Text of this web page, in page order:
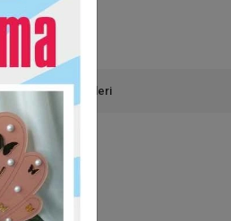
Ürün Önerileri